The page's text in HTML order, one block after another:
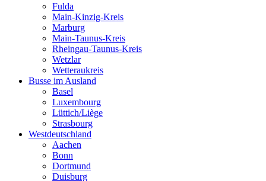
Fulda
Main-Kinzig-Kreis
Marburg
Main-Taunus-Kreis
Rheingau-Taunus-Kreis
Wetzlar
Wetteraukreis
Busse im Ausland
Basel
Luxembourg
Lüttich/Liège
Strasbourg
Westdeutschland
Aachen
Bonn
Dortmund
Duisburg